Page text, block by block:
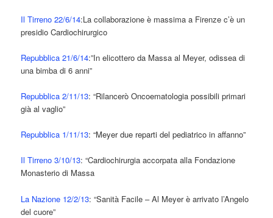
Il Tirreno 22/6/14:La collaborazione è massima a Firenze c’è un
presidio Cardiochirurgico
Repubblica 21/6/14:”In elicottero da Massa al Meyer, odissea di
una bimba di 6 anni”
Repubblica 2/11/13:“Rilancerò Oncoematologia possibili primari
già al vaglio”
Repubblica 1/11/13: “Meyer due reparti del pediatrico in affanno”
Il Tirreno 3/10/13: “Cardiochirurgia accorpata alla Fondazione
Monasterio di Massa
La Nazione 12/2/13: “Sanità Facile – Al Meyer è arrivato l’Angelo
del cuore”